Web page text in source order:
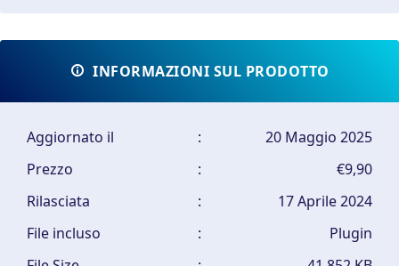
INFORMAZIONI SUL PRODOTTO
Aggiornato il :
20 Maggio 2025
Prezzo
:
€9,90
Rilasciata
:
17 Aprile 2024
File incluso
:
Plugin